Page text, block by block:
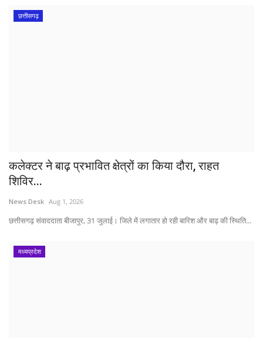
छत्तीसगढ़
कलेक्टर ने बाढ़ प्रभावित क्षेत्रों का किया दौरा, राहत
शिविर...
News Desk Aug 1, 2026
छत्तीसगढ़ संवाददाता बीजापुर, 31 जुलाई। जिले में लगातार हो रही बारिश और बाढ़ की स्थिति...
मध्यप्रदेश